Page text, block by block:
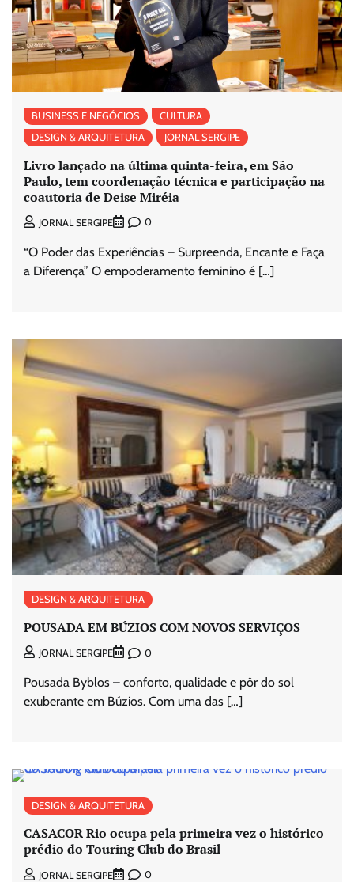
BUSINESS E NEGÓCIOS
CULTURA
DESIGN & ARQUITETURA
JORNAL SERGIPE
Livro lançado na última quinta-feira, em São
Paulo, tem coordenação técnica e participação na
coautoria de Deise Miréia
JORNAL SERGIPE 0
“O Poder das Experiências – Surpreenda, Encante e Faça
a Diferença” O empoderamento feminino é […]
DESIGN & ARQUITETURA
POUSADA EM BÚZIOS COM NOVOS SERVIÇOS
JORNAL SERGIPE 0
Pousada Byblos – conforto, qualidade e pôr do sol
exuberante em Búzios. Com uma das […]
DESIGN & ARQUITETURA
CASACOR Rio ocupa pela primeira vez o histórico
prédio do Touring Club do Brasil
JORNAL SERGIPE 0